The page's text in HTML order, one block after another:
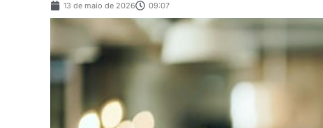
13 de maio de 2026 09:07